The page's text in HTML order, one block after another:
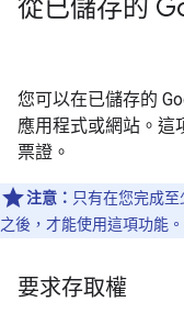
從已儲存的
您可以在已儲存的
應用程式或網站。這
票證。
注意： 只有在您完成
之後，才能使用這項功能
要求存取權